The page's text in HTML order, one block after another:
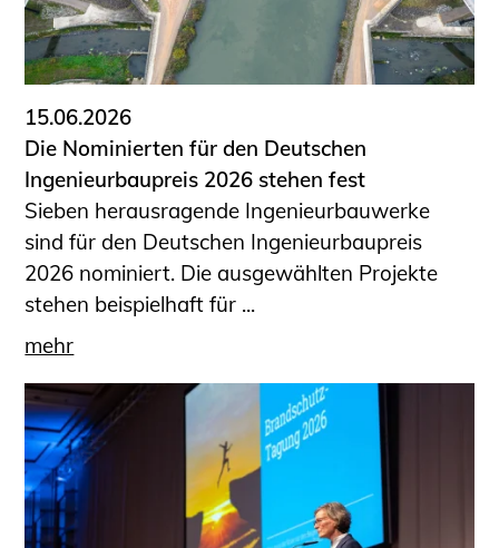
15.06.2026
Die Nominierten für den Deutschen
Ingenieurbaupreis 2026 stehen fest
Sieben herausragende Ingenieurbauwerke
sind für den Deutschen Ingenieurbaupreis
2026 nominiert. Die ausgewählten Projekte
stehen beispielhaft für ...
mehr